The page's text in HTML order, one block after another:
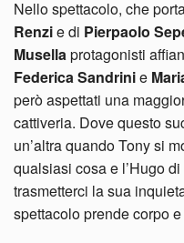
Nello spettacolo, che
Renzie di Pierpaolo
Musellaprotagonisti
Federica Sandrinie
però aspettati una
cattiveria. Dove questo
un’altra quando Tony si
qualsiasi cosa e l’Hugo
trasmetterci la sua
spettacolo prende corpo e